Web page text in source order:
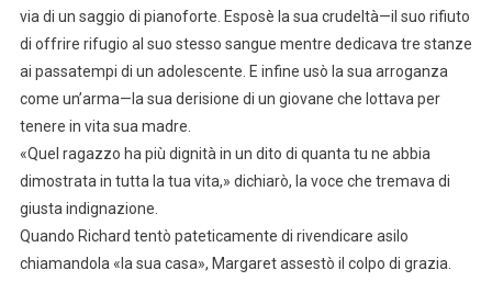
via di un saggio di pianoforte. Esposè la sua crudeltà—il suo rifiuto
di offrire rifugio al suo stesso sangue mentre dedicava tre stanze
ai passatempi di un adolescente. E infine usò la sua arroganza
come un’arma—la sua derisione di un giovane che lottava per
tenere in vita sua madre.
«Quel ragazzo ha più dignità in un dito di quanta tu ne abbia
dimostrata in tutta la tua vita,» dichiarò, la voce che tremava di
giusta indignazione.
Quando Richard tentò pateticamente di rivendicare asilo
chiamandola «la sua casa», Margaret assestò il colpo di grazia.